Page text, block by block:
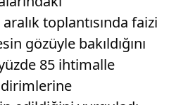
toplantısında faizi
gözüyle bakıldığını
85 ihtimalle